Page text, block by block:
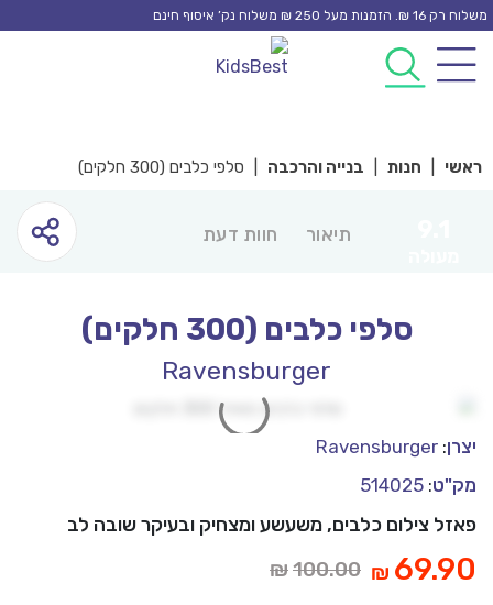
Skip
content
משלוח רק 16 ₪. הזמנות מעל 250 ₪ משלוח נק’ איסוף חינם
ראשי חנות בנייה והרכבה סלפי כלבים (300 חלקים)
תיאור חוות דעת
סלפי כלבים (300 חלקים)
Ravensburger
יצרן:
Ravensburger
מק"ט:
514025
פאזל צילום כלבים, משעשע ומצחיק ובעיקר שובה לב
₪100.00 המחיר
₪ 69.90